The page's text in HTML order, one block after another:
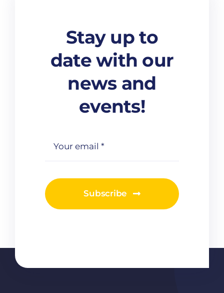
Stay up to
date with our
news and
events!
Subscribe